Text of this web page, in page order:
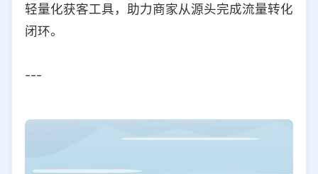
轻量化获客工具，助力商家从源头完成流量转化
闭环。
---